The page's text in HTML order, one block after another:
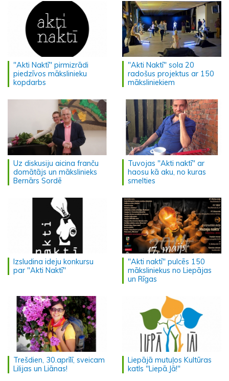
"Akti Naktī" pirmizrādi
piedzīvos mākslinieku
kopdarbs
"Akti Naktī" sola 20
radošus projektus ar 150
māksliniekiem
Uz diskusiju aicina franču
domātājs un mākslinieks
Bernārs Sordē
Tuvojas "Akti naktī" ar
haosu kā aku, no kuras
smelties
Izsludina ideju konkursu
par "Akti Naktī"
"Akti naktī" pulcēs 150
māksliniekus no Liepājas
un Rīgas
Trešdien, 30.aprīlī, sveicam
Lilijas un Liānas!
Liepājā mutuļos Kultūras
katls "Liepā.Jā!"